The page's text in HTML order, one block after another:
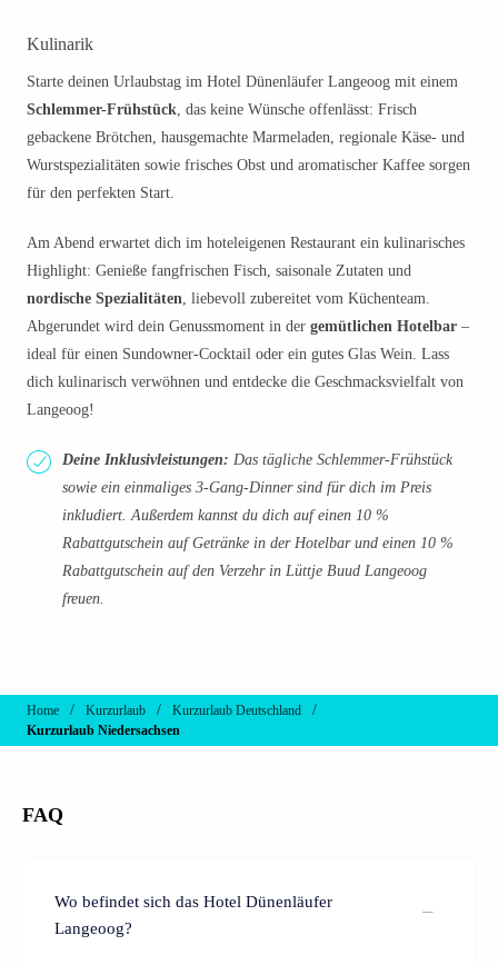
Kulinarik
Starte deinen Urlaubstag im Hotel Dünenläufer Langeoog mit einem
Schlemmer-Frühstück, das keine Wünsche offenlässt: Frisch
gebackene Brötchen, hausgemachte Marmeladen, regionale Käse- und
Wurstspezialitäten sowie frisches Obst und aromatischer Kaffee sorgen
für den perfekten Start.
Am Abend erwartet dich im hoteleigenen Restaurant ein kulinarisches
Highlight: Genieße fangfrischen Fisch, saisonale Zutaten und
nordische Spezialitäten, liebevoll zubereitet vom Küchenteam.
Abgerundet wird dein Genussmoment in der gemütlichen Hotelbar –
ideal für einen Sundowner-Cocktail oder ein gutes Glas Wein. Lass
dich kulinarisch verwöhnen und entdecke die Geschmacksvielfalt von
Langeoog!
Deine Inklusivleistungen: Das tägliche Schlemmer-Frühstück
sowie ein einmaliges 3-Gang-Dinner sind für dich im Preis
inkludiert. Außerdem kannst du dich auf einen 10 %
Rabattgutschein auf Getränke in der Hotelbar und einen 10 %
Rabattgutschein auf den Verzehr in Lüttje Buud Langeoog
freuen.
Home / Kurzurlaub / Kurzurlaub Deutschland /
Kurzurlaub Niedersachsen
FAQ
Wo befindet sich das Hotel Dünenläufer
Langeoog?